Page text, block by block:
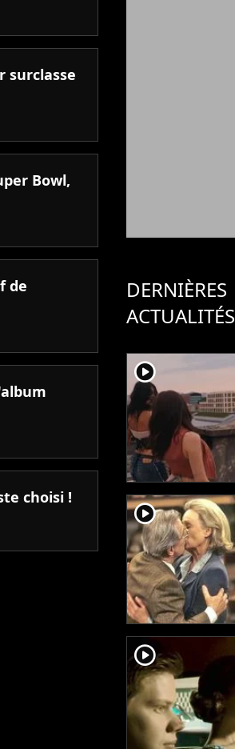
surclasse
Bowl,
de
choisi !
DERNIÈRES
ACTUALITÉS
player2
player2
player2